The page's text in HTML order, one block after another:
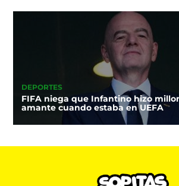
DEPORTES
FIFA niega que Infantino hizo
amante cuando estaba en UEFA